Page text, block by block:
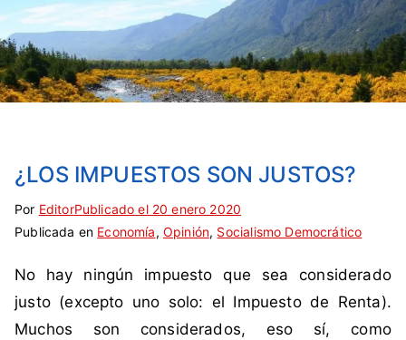
¿LOS IMPUESTOS SON JUSTOS?
Por EditorPublicado el 20 enero 2020
Publicada en Economía, Opinión, Socialismo Democrático
E
t
q
u
e
S
i
c
o
m
No hay ningún impuesto que sea considerado
justo (excepto uno solo: el Impuesto de Renta).
Muchos son considerados, eso sí, como